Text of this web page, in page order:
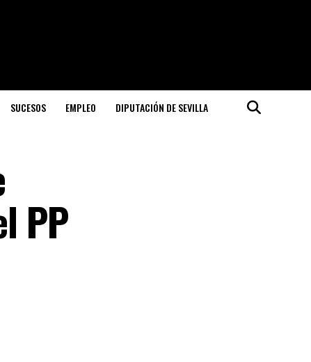
SUCESOS EMPLEO DIPUTACIÓN DE SEVILLA
PP